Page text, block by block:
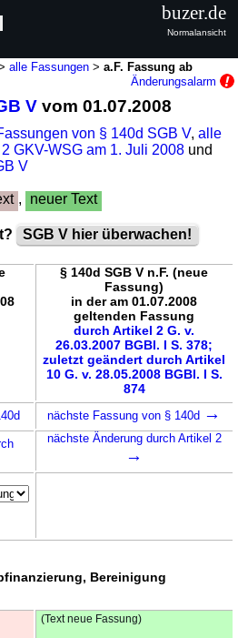
alle Fassungen >a.F. Fassung ab
Änderungsalarm
V vom 01.07.2008
von § 140d SGB V,alle
GKV-WSG am 1. Juli 2008 und
V
, neuer Text
SGB V hier überwachen!
§ 140d SGB V n.F. (neue
Fassung)
in der am 01.07.2008
geltenden Fassung
durch Artikel 2 G. v.
26.03.2007 BGBl. I S. 378;
zuletzt geändert durch Artikel
10 G. v. 28.05.2008 BGBl. I S.
874
nächste Fassung von § 140d →
nächste Änderung durch Artikel 2
→
Bereinigung
(Text neue Fassung)
buzer.de
Normalansicht